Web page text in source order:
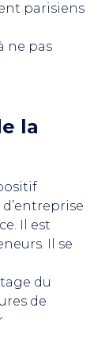
parisiens
ne pas
la
Il est
Il se
du
de